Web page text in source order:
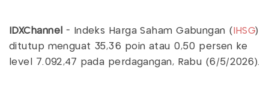
IDXChannel - Indeks Harga Saham Gabungan ( IHSG)
ditutup menguat 35,36 poin atau 0,50 persen ke
level 7.092,47 pada perdagangan, Rabu (6/5/2026).